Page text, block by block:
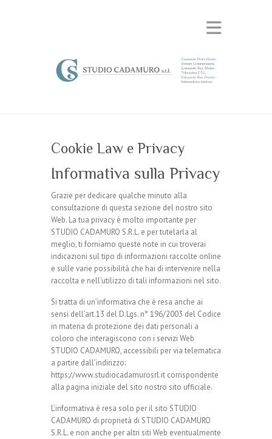
Cookie Law e Privacy
Informativa sulla Privacy
Grazie per dedicare qualche minuto alla
consultazione di questa sezione del nostro sito
Web. La tua privacy è molto importante per
STUDIO CADAMURO S.R.L. e per tutelarla al
meglio, ti forniamo queste note in cui troverai
indicazioni sul tipo di informazioni raccolte online
e sulle varie possibilità che hai di intervenire nella
raccolta e nell’utilizzo di tali informazioni nel sito.
Si tratta di un’informativa che è resa anche ai
sensi dell’art.13 del D.Lgs. n° 196/2003 del Codice
in materia di protezione dei dati personali a
coloro che interagiscono con i servizi Web
STUDIO CADAMURO, accessibili per via telematica
a partire dall’indirizzo:
https://www.studiocadamurosrl.it corrispondente
alla pagina iniziale del sito nostro sito ufficiale.
L’informativa è resa solo per il sito STUDIO
CADAMURO di proprietà di STUDIO CADAMURO
S.R.L. e non anche per altri siti Web eventualmente